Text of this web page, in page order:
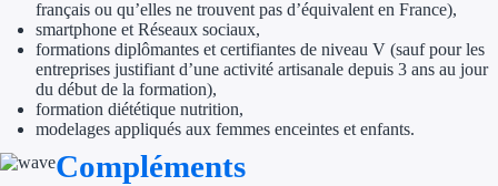
Aides Région
Aides Région
français ou qu’elles ne trouvent pas d’équivalent en France),
smartphone et Réseaux sociaux,
formations diplômantes et certifiantes de niveau V (sauf pour les
entreprises justifiant d’une activité artisanale depuis 3 ans au jour
du début de la formation),
formation diététique nutrition,
modelages appliqués aux femmes enceintes et enfants.
Compléments